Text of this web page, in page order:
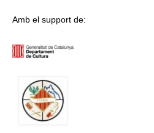
Amb el support de: